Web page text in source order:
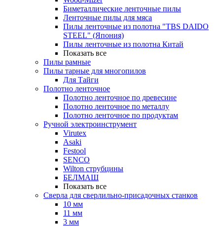
Биметаллические ленточные пилы
Ленточные пилы для мяса
Пилы ленточные из полотна "TBS DAIDO
STEEL" (Япония)
Пилы ленточные из полотна Китай
Показать все
Пилы рамные
Пилы тарные для многопилов
Для Тайги
Полотно ленточное
Полотно ленточное по древесине
Полотно ленточное по металлу
Полотно ленточное по продуктам
Ручной электроинструмент
Virutex
Asaki
Festool
SENCO
Wilton струбцины
БЕЛМАШ
Показать все
Сверла для сверлильно-присадочных станков
10 мм
11 мм
3 мм